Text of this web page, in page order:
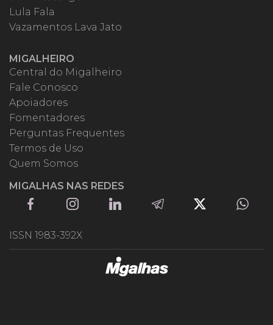
Lula Fala
Vazamentos Lava Jato
MIGALHEIRO
Central do Migalheiro
Fale Conosco
Apoiadores
Fomentadores
Perguntas Frequentes
Termos de Uso
Quem Somos
MIGALHAS NAS REDES
ISSN 1983-392X